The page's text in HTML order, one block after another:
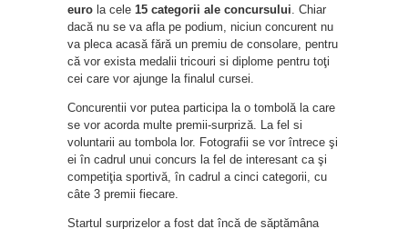
euro la cele 15 categorii ale concursului . Chiar
dacă nu se va afla pe podium, niciun concurent nu
va pleca acasă fără un premiu de consolare, pentru
că vor exista medalii tricouri si diplome pentru toţi
cei care vor ajunge la finalul cursei.
Concurentii vor putea participa la o tombolă la care
se vor acorda multe premii-surpriză. La fel si
voluntarii au tombola lor. Fotografii se vor întrece şi
ei în cadrul unui concurs la fel de interesant ca şi
competiţia sportivă, în cadrul a cinci categorii, cu
câte 3 premii fiecare.
Startul surprizelor a fost dat încă de săptămâna